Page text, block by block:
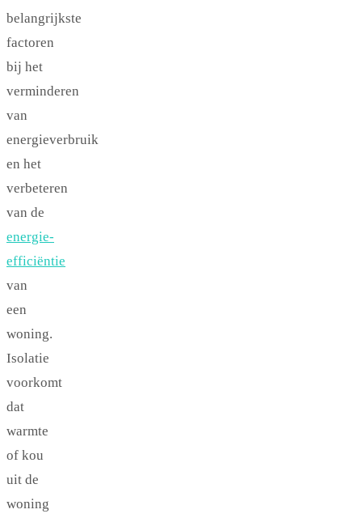
belangrijkste
factoren
bij het
verminderen
van
energieverbruik
en het
verbeteren
van de
energie-
efficiëntie
van
een
woning.
Isolatie
voorkomt
dat
warmte
of kou
uit de
woning